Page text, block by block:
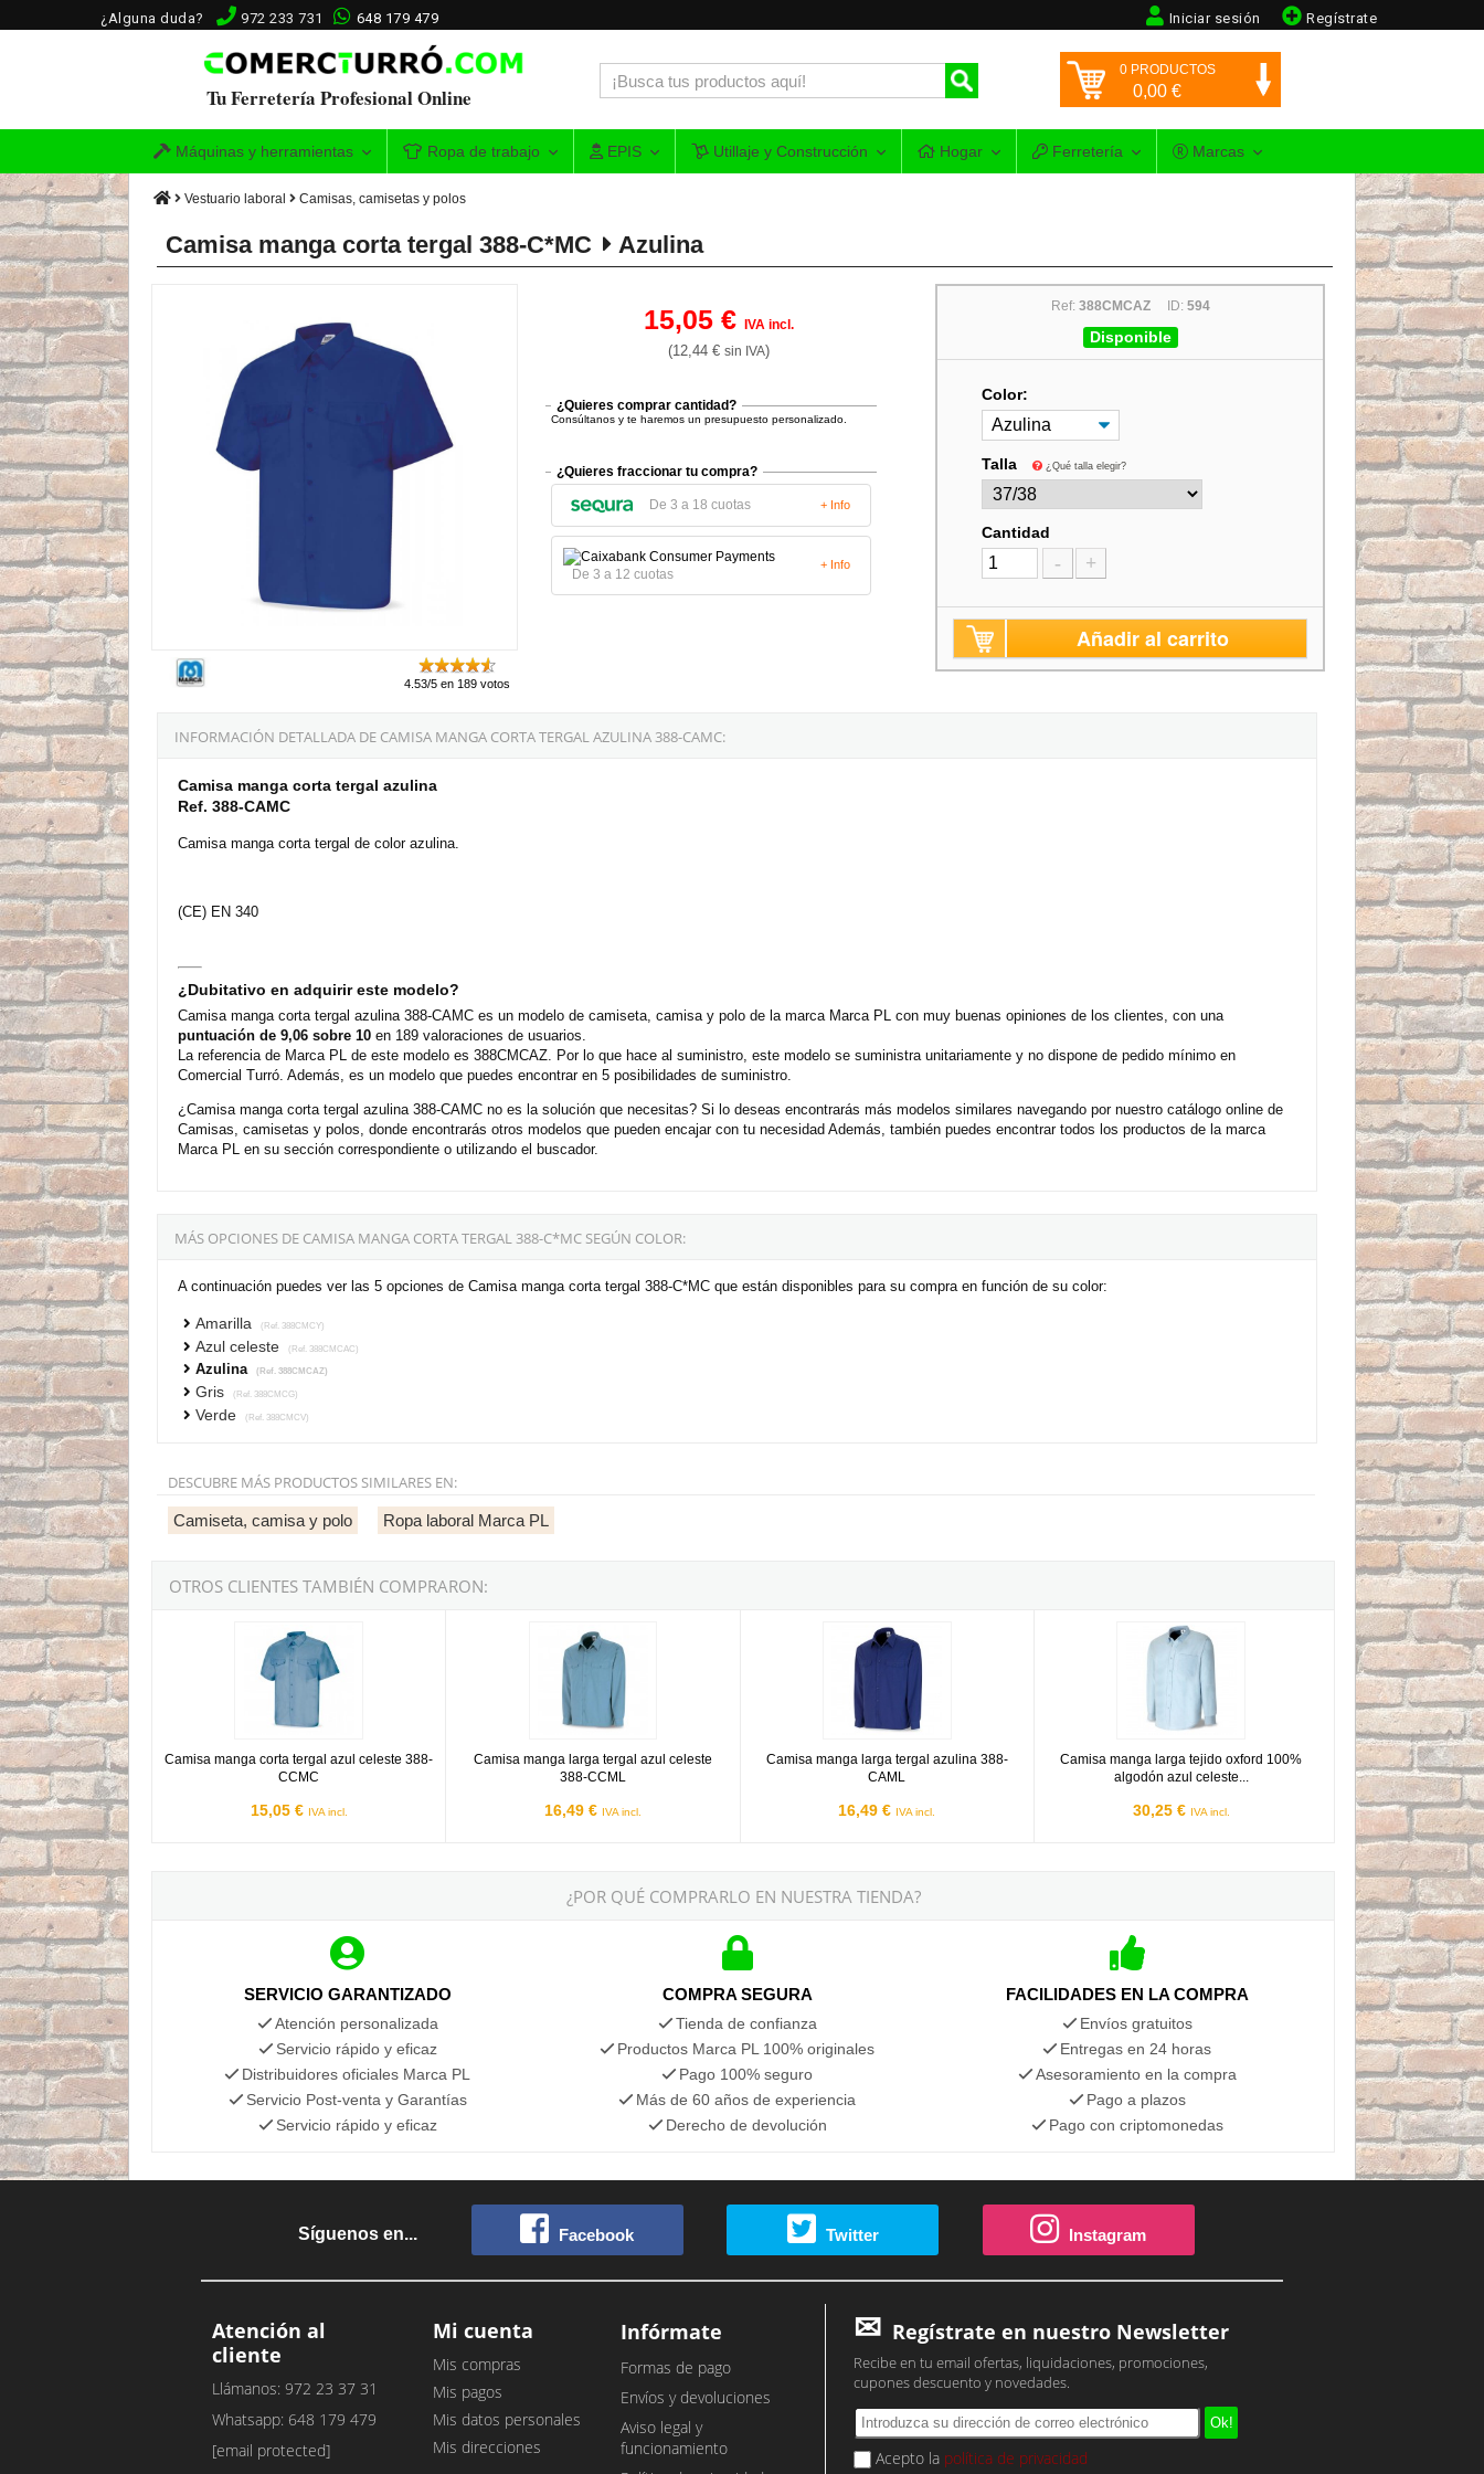
¿Alguna duda? 972 233 731 648 179 479 Regístrate
Iniciar sesión
Tu Ferretería Profesional Online
0 PRODUCTOS
0,00 €
Máquinas y herramientas Ropa de trabajo EPIS Utillaje y Construcción Hogar Ferretería Marcas
Vestuario laboral Camisas, camisetas y polos
Camisa manga corta tergal 388-C*MC Azulina
4.53/5 en 189 votos
15,05 €IVA incl.
(12,44 €sin IVA)
¿Quieres comprar cantidad?
Consúltanos y te haremos un presupuesto personalizado.
¿Quieres fraccionar tu compra?
De 3 a 18 cuotas + Info
De 3 a 12 cuotas
+ Info
Ref: 388CMCAZID: 594
Disponible
Color:
Talla ¿Qué talla elegir?
Cantidad
- +
Añadir al carrito
INFORMACIÓN DETALLADA DE CAMISA MANGA CORTA TERGAL AZULINA 388-CAMC:
Camisa manga corta tergal azulina
Ref. 388-CAMC
Camisa manga corta tergal de color azulina.
(CE) EN 340
¿Dubitativo en adquirir este modelo?
Camisa manga corta tergal azulina 388-CAMC es un modelo de camiseta, camisa y polo de la marca Marca PL con muy buenas opiniones de los clientes, con una
puntuación de 9,06 sobre 10 en 189 valoraciones de usuarios.
La referencia de Marca PL de este modelo es 388CMCAZ. Por lo que hace al suministro, este modelo se suministra unitariamente y no dispone de pedido mínimo en
Comercial Turró. Además, es un modelo que puedes encontrar en 5 posibilidades de suministro.
¿Camisa manga corta tergal azulina 388-CAMC no es la solución que necesitas? Si lo deseas encontrarás más modelos similares navegando por nuestro catálogo online de
Camisas, camisetas y polos, donde encontrarás otros modelos que pueden encajar con tu necesidad Además, también puedes encontrar todos los productos de la marca
Marca PL en su sección correspondiente o utilizando el buscador.
MÁS OPCIONES DE CAMISA MANGA CORTA TERGAL 388-C*MC SEGÚN COLOR:
A continuación puedes ver las 5 opciones de Camisa manga corta tergal 388-C*MC que están disponibles para su compra en función de su color:
Amarilla (Ref. 388CMCY)
Azul celeste (Ref. 388CMCAC)
Azulina (Ref. 388CMCAZ)
Gris (Ref. 388CMCG)
Verde (Ref. 388CMCV)
DESCUBRE MÁS PRODUCTOS SIMILARES EN:
Camiseta, camisa y polo Ropa laboral Marca PL
OTROS CLIENTES TAMBIÉN COMPRARON:
Camisa manga corta tergal azul celeste 388-
CCMC
15,05 € IVA incl.
Camisa manga larga tergal azul celeste
388-CCML
16,49 € IVA incl.
Camisa manga larga tergal azulina 388-
CAML
16,49 € IVA incl.
Camisa manga larga tejido oxford 100%
algodón azul celeste...
30,25 € IVA incl.
Camisa manga larga tejido oxford 100% algodón azul celeste
¿POR QUÉ COMPRARLO EN NUESTRA TIENDA?
SERVICIO GARANTIZADO
Atención personalizada
Servicio rápido y eficaz
Distribuidores oficiales Marca PL
Servicio Post-venta y Garantías
Servicio rápido y eficaz
COMPRA SEGURA
Tienda de confianza
Productos Marca PL 100% originales
Pago 100% seguro
Más de 60 años de experiencia
Derecho de devolución
FACILIDADES EN LA COMPRA
Envíos gratuitos
Entregas en 24 horas
Asesoramiento en la compra
Pago a plazos
Pago con criptomonedas
Síguenos en... Facebook Twitter Instagram
Atención al
cliente
Llámanos: 972 23 37 31
Whatsapp: 648 179 479
[email protected]
Mi cuenta
Mis compras
Mis pagos
Mis datos personales
Mis direcciones
Infórmate
Formas de pago
Envíos y devoluciones
Aviso legal y
funcionamiento
Regístrate en nuestro Newsletter
Recibe en tu email ofertas, liquidaciones, promociones,
cupones descuento y novedades.
Acepto la política de privacidad